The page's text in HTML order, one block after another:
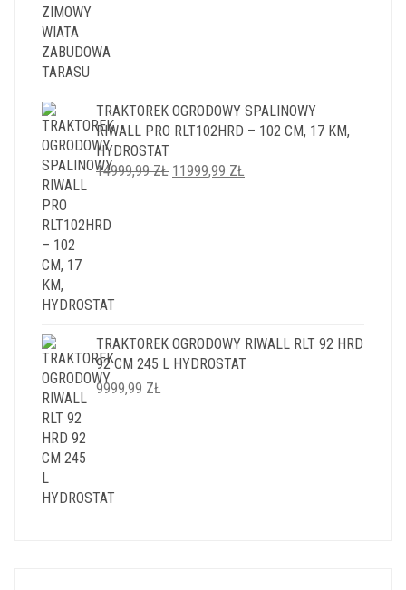
TRAKTOREK OGRODOWY SPALINOWY
RIWALL PRO RLT102HRD – 102 CM, 17 KM,
HYDROSTAT
14999,99ZŁ PIERWOTNA
11999,99 ZŁ
TRAKTOREK OGRODOWY RIWALL RLT 92 HRD
92 CM 245 L HYDROSTAT
9999,99 ZŁ